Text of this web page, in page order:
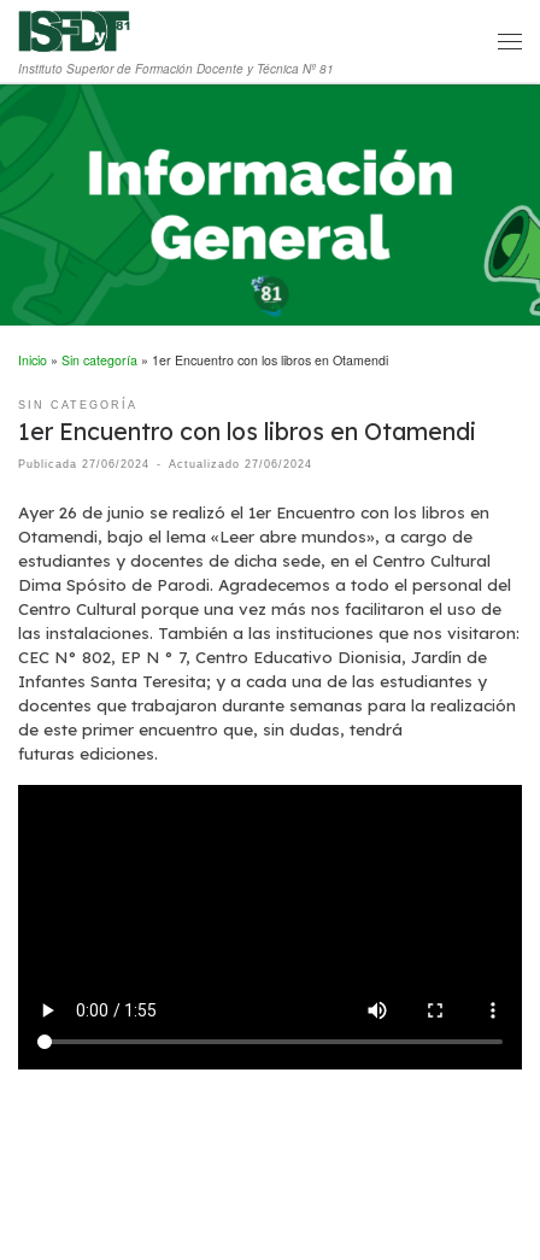
Saltar al contenido
Instituto Superior de Formación Docente y Técnica Nº 81
Inicio » Sin categoría » 1er Encuentro con los libros en Otamendi
SIN CATEGORÍA
1er Encuentro con los libros en Otamendi
Publicada 27/06/2024 - Actualizado 27/06/2024
Ayer 26 de junio se realizó el 1er Encuentro con los libros en
Otamendi, bajo el lema «Leer abre mundos», a cargo de
estudiantes y docentes de dicha sede, en el Centro Cultural
Dima Spósito de Parodi. Agradecemos a todo el personal del
Centro Cultural porque una vez más nos facilitaron el uso de
las instalaciones. También a las instituciones que nos visitaron:
CEC N° 802, EP N ° 7, Centro Educativo Dionisia, Jardín de
Infantes Santa Teresita; y a cada una de las estudiantes y
docentes que trabajaron durante semanas para la realización
de este primer encuentro que, sin dudas, tendrá
futuras ediciones.